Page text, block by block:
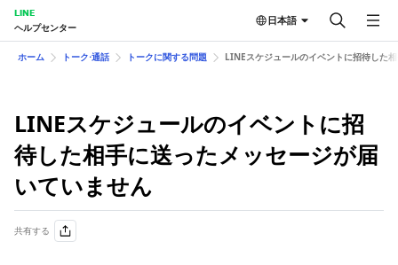
LINE
ヘルプセンター
日本語
ホーム トーク⋅通話 トークに関する問題 LINEスケジュールのイベントに招待した
LINEスケジュールのイベントに招
待した相手に送ったメッセージが届
いていません
共有する